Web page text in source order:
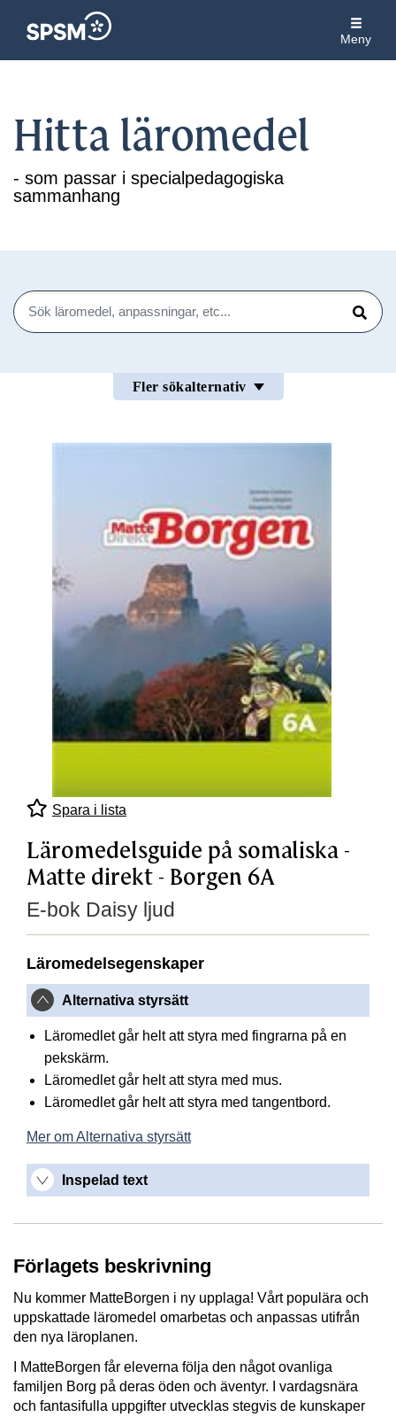
Meny
Hitta läromedel
- som passar i specialpedagogiska
sammanhang
Sök
Sök
Fler sökalternativ
Spara i lista
Läromedelsguide på somaliska -
Matte direkt - Borgen 6A
E-bok Daisy ljud
Läromedelsegenskaper
Alternativa styrsätt
Läromedlet går helt att styra med fingrarna på en
pekskärm.
Läromedlet går helt att styra med mus.
Läromedlet går helt att styra med tangentbord.
Mer om Alternativa styrsätt
Inspelad text
Förlagets beskrivning
Nu kommer MatteBorgen i ny upplaga! Vårt populära och
uppskattade läromedel omarbetas och anpassas utifrån
den nya läroplanen.
I MatteBorgen får eleverna följa den något ovanliga
familjen Borg på deras öden och äventyr. I vardagsnära
och fantasifulla uppgifter utvecklas stegvis de kunskaper